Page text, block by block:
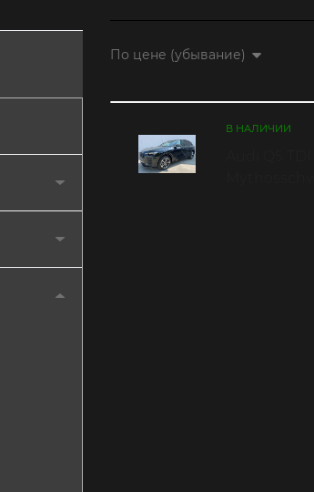
По цене (убывание)
В НАЛИЧИИ